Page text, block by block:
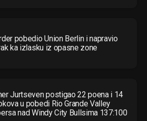
pobedio Union Berlin i napravio
ka izlasku iz opasne zone
Jurtseven postigao 22 poena i 14
u pobedi Rio Grande Valley
nad Windy City Bullsima 137:100